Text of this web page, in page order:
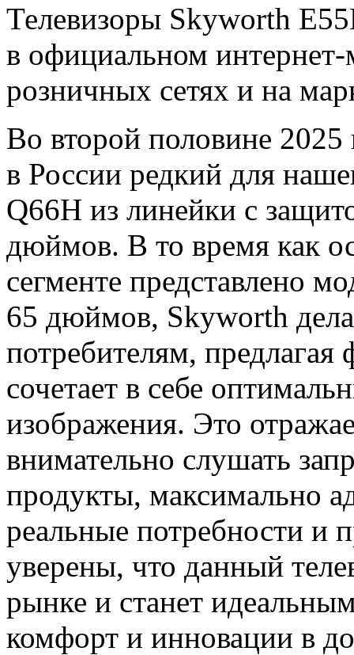
Телевизоры Skyworth
в официальном
розничных сетях и на
Во второй половине 2025
в России редкий для
Q66H из линейки с
дюймов. В то время как
сегменте представлено
65 дюймов, Skyworth
потребителям,
сочетает в себе
изображения. Это
внимательно слушать
продукты, максимально
реальные потребности и
уверены, что данный
рынке и станет
комфорт и инновации в